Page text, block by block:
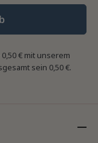
0,50 €mit unserem
sein 0,50 €.